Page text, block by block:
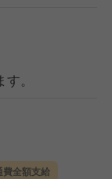
。
費全額支給